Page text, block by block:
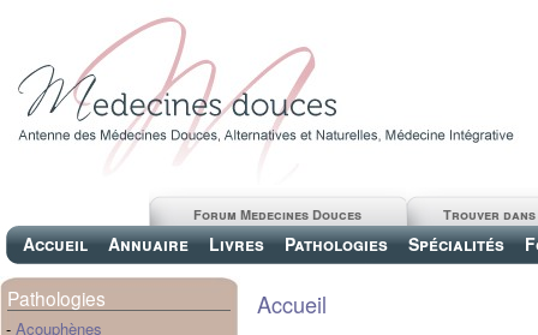
Accueil Annuaire Livres Pathologies Spécialités
Trouver
Forum Medecines Douces
Pathologies
- Acouphènes
Accueil